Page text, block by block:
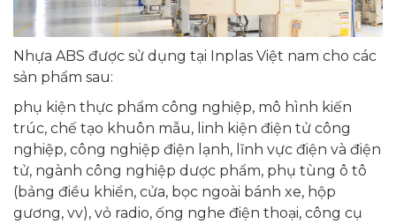
Nhựa ABS được sử dụng tại Inplas Việt nam cho các
sản phẩm sau:
phụ kiện thực phẩm công nghiệp, mô hình kiến
trúc, chế tạo khuôn mẫu, linh kiện điện tử công
nghiệp, công nghiệp điện lạnh, lĩnh vực điện và điện
tử, ngành công nghiệp dược phẩm, phụ tùng ô tô
(bảng điều khiển, cửa, bọc ngoài bánh xe, hộp
gương, vv), vỏ radio, ống nghe điện thoại, công cụ